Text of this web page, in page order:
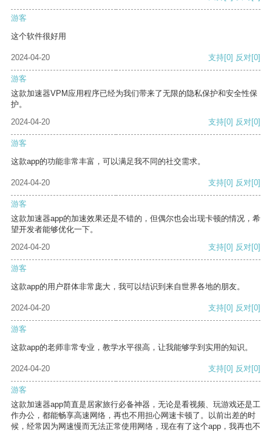
游客
这个软件很好用
2024-04-20 支持[0] 反对[0]
游客
这款加速器VPM应用程序已经为我们带来了无限的隐私保护和安全性保
护。
2024-04-20
支持[0] 反对[0]
游客
这款app的功能非常丰富，可以满足我不同的社交需求。
2024-04-20 支持[0] 反对[0]
游客
这款加速器app的加速效果还是不错的，但偶尔也会出现卡顿的情况，希
望开发者能够优化一下。
2024-04-20
支持[0] 反对[0]
游客
这款app的用户群体非常庞大，我可以结识到来自世界各地的朋友。
2024-04-20 支持[0] 反对[0]
游客
这款app的老师非常专业，教学水平很高，让我能够学到实用的知识。
2024-04-20 支持[0] 反对[0]
游客
这款加速器app简直是居家旅行必备神器，无论是看视频、玩游戏还是工
作办公，都能畅享高速网络，再也不用担心网速卡顿了。以前出差的时
候，经常因为网速慢而无法正常使用网络，现在有了这个app，我再也不